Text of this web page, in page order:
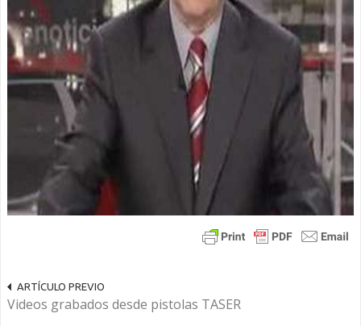
ARTÍCULO PREVIO
Videos grabados desde pistolas TASER